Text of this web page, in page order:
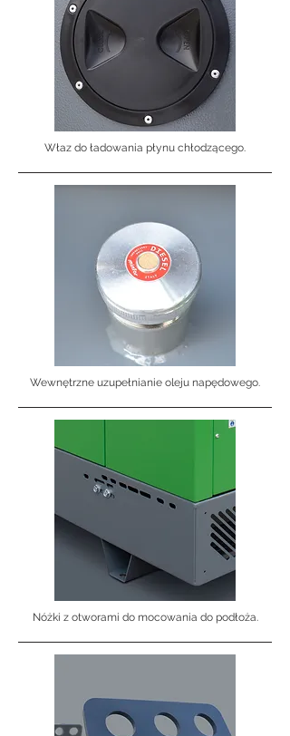
Właz do ładowania płynu chłodzącego.
Wewnętrzne uzupełnianie oleju napędowego.
Nóżki z otworami do mocowania do podłoża.